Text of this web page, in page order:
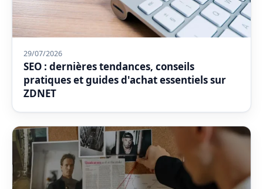
29/07/2026
SEO : dernières tendances, conseils
pratiques et guides d'achat essentiels sur
ZDNET